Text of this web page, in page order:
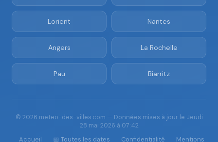
Lorient Nantes
Angers La Rochelle
Pau Biarritz
© 2026 meteo-des-villes.com — Données mises à jour le Jeudi
28 mai 2026 à 07:42
Accueil
📅 Toutes les dates Confidentialité Mentions